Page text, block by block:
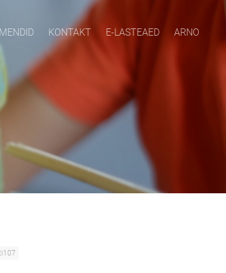
KONTAKT E-LASTEAED ARNO